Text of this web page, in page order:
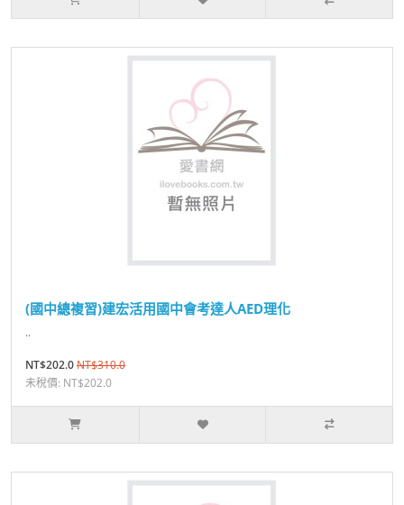
(國中總複習)建宏活用國中會考達人AED理化
..
NT$202.0NT$310.0
未稅價: NT$202.0